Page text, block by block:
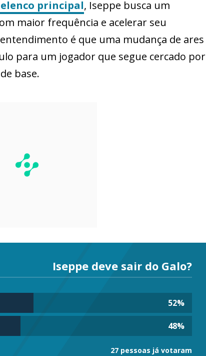
principal, Iseppe busca um
maior frequência e acelerar seu
é que uma mudança de ares
para um jogador que segue cercado por
base.
Iseppe deve sair do Galo?
52%
48%
27 pessoas já votaram